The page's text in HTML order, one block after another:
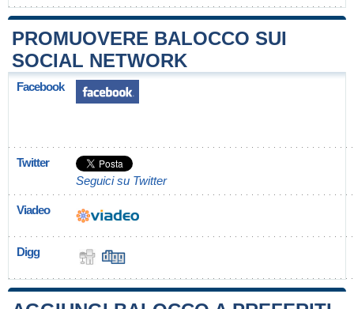
PROMUOVERE BALOCCO SUI
SOCIAL NETWORK
Facebook
Twitter
Seguici su Twitter
Viadeo
Digg